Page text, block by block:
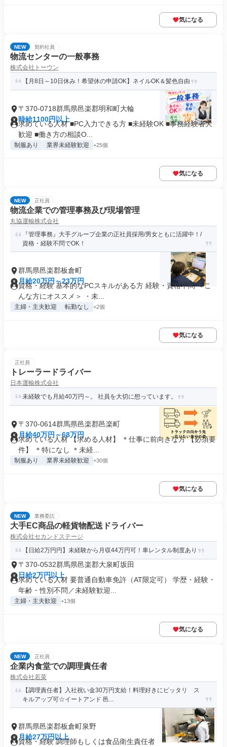
気になる
NEW 契約社員
物流センターの一般事務
株式会社トーウン
【月8日～10日休み！希望休の申請OK】ネイルOK＆髪色自由
〒370-0718群馬県邑楽郡明和町大輪
時給1100円以上
求めている人材 ■PC入力できる方 ■未経験OK ■事務経験者大
歓迎 ■働き方の相談O...
制服あり 業界未経験歓迎 +25個
気になる
NEW 正社員
物流企業での管理事務及び現場管理
丸協運輸株式会社
『管理事務』大手グループ企業の正社員採用/男女ともに活躍中！/
資格・経験不問でOK！
群馬県邑楽郡板倉町
月給20万円～23万円
資格・経験 基本的なPCスキルがある方 経験・資格不問 ＜こ
んな方にオススメ＞ ・未...
主婦・主夫歓迎 転勤なし +2個
気になる
正社員
トレーラードライバー
日本運輸株式会社
未経験でも月給40万円～。 社員を大切に想っています。
〒370-0614群馬県邑楽郡邑楽町
月給40万円～68万円
求めている人材 【求める人材】 ＊仕事に前向きな方 【必須要
件】 ＊特になし ＊未経...
制服あり 業界未経験歓迎 +30個
気になる
NEW 業務委託
大手EC商品の軽貨物配送ドライバー
株式会社セカンドステージ
【日給2万円円】未経験から月収44万円可！車レンタル制度あり
〒370-0532群馬県邑楽郡大泉町坂田
日給2万円以上
求めている人材 要普通自動車免許（AT限定可） 学歴・経験・
年齢・性別不問／未経験歓迎...
主婦・主夫歓迎 +13個
気になる
NEW 正社員
企業内食堂での調理責任者
株式会社若菜
【調理責任者】入社祝い金30万円支給！料理好きにピッタリ ス
キルアップ可☆イートアンド 邑...
群馬県邑楽郡板倉町泉野
月給27万円以上
資格・経験 調理師もしくは食品衛生責任者